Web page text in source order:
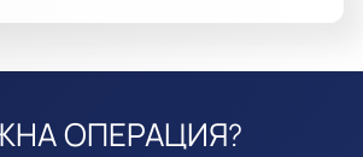
ОПЕРАЦИЯ?